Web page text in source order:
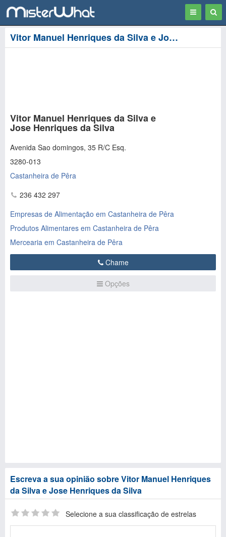
Toggle
navigation
Vitor Manuel Henriques da Silva e Jose Henriques da Silva em Castanheira de Pêra
Vitor Manuel Henriques da Silva e
Jose Henriques da Silva
Avenida Sao domingos, 35 R/C Esq.
3280-013
Castanheira de Pêra
236 432 297
Empresas de Alimentação em Castanheira de Pêra
Produtos Alimentares em Castanheira de Pêra
Mercearia em Castanheira de Pêra
Chame
Opções
Escreva a sua opinião sobre Vitor Manuel Henriques
da Silva e Jose Henriques da Silva
Selecione a sua classificação de estrelas